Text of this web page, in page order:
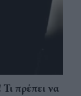
πρέπει να